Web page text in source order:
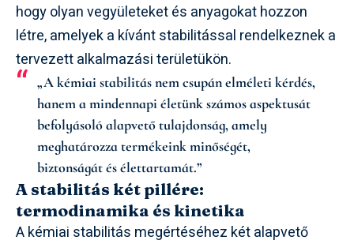
hogy olyan vegyületeket és anyagokat hozzon
létre, amelyek a kívánt stabilitással rendelkeznek a
tervezett alkalmazási területükön.
„A kémiai stabilitás nem csupán elméleti kérdés,
hanem a mindennapi életünk számos aspektusát
befolyásoló alapvető tulajdonság, amely
meghatározza termékeink minőségét,
biztonságát és élettartamát.”
A stabilitás két pillére:
termodinamika és kinetika
A kémiai stabilitás megértéséhez két alapvető